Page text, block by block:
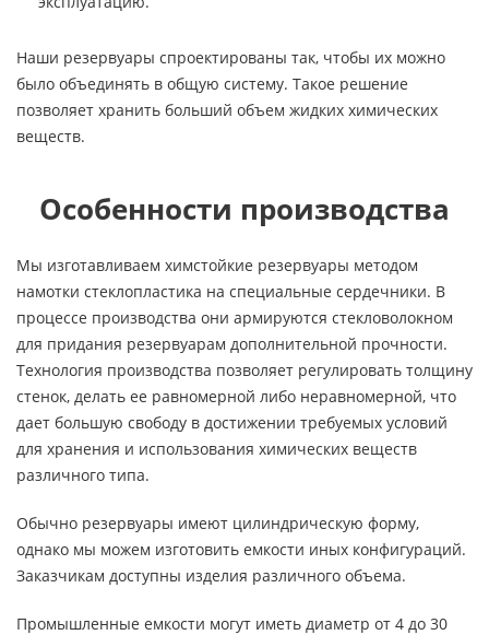
Наши резервуары спроектированы так, чтобы их можно
было объединять в общую систему. Такое решение
позволяет хранить больший объем жидких химических
веществ.
Особенности производства
Мы изготавливаем химстойкие резервуары методом
намотки стеклопластика на специальные сердечники. В
процессе производства они армируются стекловолокном
для придания резервуарам дополнительной прочности.
Технология производства позволяет регулировать толщину
стенок, делать ее равномерной либо неравномерной, что
дает большую свободу в достижении требуемых условий
для хранения и использования химических веществ
различного типа.
Обычно резервуары имеют цилиндрическую форму,
однако мы можем изготовить емкости иных конфигураций.
Заказчикам доступны изделия различного объема.
Промышленные емкости могут иметь диаметр от 4 до 30